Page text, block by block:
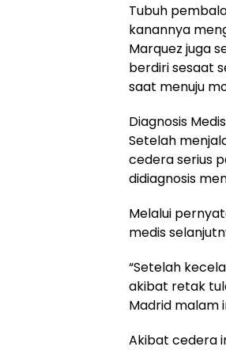
Tubuh
kanannya
Marquez juga
berdiri sesaat
saat menuju
Diagnosis
Setelah
cedera serius
didiagnosis
Melalui
medis
“Setelah
akibat retak
Madrid malam
Akibat cedera